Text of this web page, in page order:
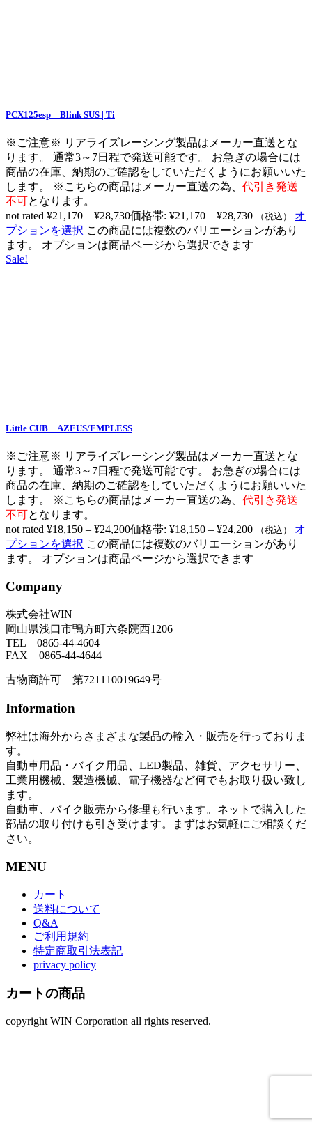
PCX125esp Blink SUS | Ti
※ご注意※ リアライズレーシング製品はメーカー直送とな
ります。 通常3～7日程で発送可能です。 お急ぎの場合には
商品の在庫、納期のご確認をしていただくようにお願いいた
します。 ※こちらの商品はメーカー直送の為、 代引き発送
不可となります。
not rated ¥21,170 – ¥28,730価格帯: ¥21,170 – ¥28,730 （税込）
オ
プションを選択 この商品には複数のバリエーションがあり
ます。 オプションは商品ページから選択できます
Sale!
Little CUB AZEUS/EMPLESS
※ご注意※ リアライズレーシング製品はメーカー直送とな
ります。 通常3～7日程で発送可能です。 お急ぎの場合には
商品の在庫、納期のご確認をしていただくようにお願いいた
します。 ※こちらの商品はメーカー直送の為、 代引き発送
不可となります。
not rated ¥18,150 – ¥24,200価格帯: ¥18,150 – ¥24,200 （税込）
オ
プションを選択 この商品には複数のバリエーションがあり
ます。 オプションは商品ページから選択できます
Company
株式会社WIN
岡山県浅口市鴨方町六条院西1206
TEL 0865-44-4604
FAX 0865-44-4644
古物商許可 第721110019649号
Information
弊社は海外からさまざまな製品の輸入・販売を行っておりま
す。
自動車用品・バイク用品、LED製品、雑貨、アクセサリー、
工業用機械、製造機械、電子機器など何でもお取り扱い致し
ます。
自動車、バイク販売から修理も行います。ネットで購入した
部品の取り付けも引き受けます。まずはお気軽にご相談くだ
さい。
MENU
カート
送料について
Q&A
ご利用規約
特定商取引法表記
privacy policy
カートの商品
copyright WIN Corporation all rights reserved.